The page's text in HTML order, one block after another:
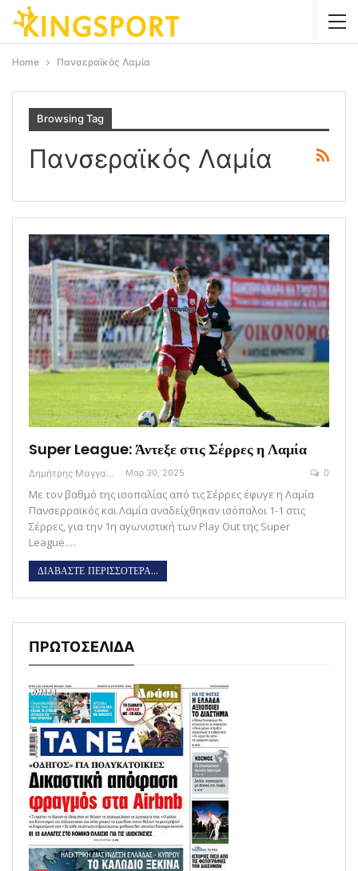
Home Πανσεραϊκός Λαμία
Browsing Tag
Πανσεραϊκός Λαμία
Super League: Άντεξε στις Σέρρες η Λαμία
Δημήτρης Μαγγανάρης Μαρ 30, 2025 0
Με τον βαθμό της ισοπαλίας από τις Σέρρες έφυγε η Λαμία
Πανσερραϊκός και Λαμία αναδείχθηκαν ισόπαλοι 1-1 στις
Σέρρες, για την 1η αγωνιστική των Play Out της Super
League.…
ΔΙΑΒΑΣΤΕ ΠΕΡΙΣΣΟΤΕΡΑ...
ΠΡΩΤΟΣΕΛΙΔΑ